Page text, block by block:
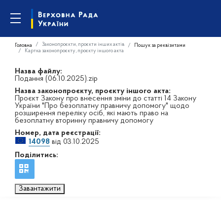
Головна Законопроєкти, проєкти інших актів
Пошук за реквізитами
Картка законопроєкту, проєкту іншого акта
Назва файлу:
Подання (06.10.2025).zip
Назва законопроєкту, проєкту іншого акта:
Проєкт Закону про внесення зміни до статті 14 Закону
України "Про безоплатну правничу допомогу" щодо
розширення переліку осіб, які мають право на
безоплатну вторинну правничу допомогу
Номер, дата реєстрації:
14098 від 03.10.2025
Поділитись:
Завантажити